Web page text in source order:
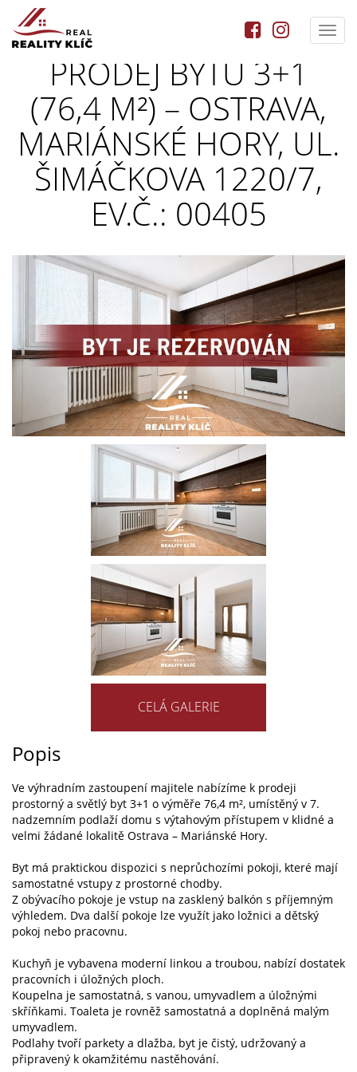
PRODEJ BYTU 3+1
(76,4 M²) – OSTRAVA,
MARIÁNSKÉ HORY, UL.
ŠIMÁČKOVA 1220/7,
EV.Č.: 00405
CELÁ GALERIE
Popis
Ve výhradním zastoupení majitele nabízíme k prodeji
prostorný a světlý byt 3+1 o výměře 76,4 m², umístěný v 7.
nadzemním podlaží domu s výtahovým přístupem v klidné a
velmi žádané lokalitě Ostrava – Mariánské Hory.
Byt má praktickou dispozici s neprůchozími pokoji, které mají
samostatné vstupy z prostorné chodby.
Z obývacího pokoje je vstup na zasklený balkón s příjemným
výhledem. Dva další pokoje lze využít jako ložnici a dětský
pokoj nebo pracovnu.
Kuchyň je vybavena moderní linkou a troubou, nabízí dostatek
pracovních i úložných ploch.
Koupelna je samostatná, s vanou, umyvadlem a úložnými
skříňkami. Toaleta je rovněž samostatná a doplněná malým
umyvadlem.
Podlahy tvoří parkety a dlažba, byt je čistý, udržovaný a
připravený k okamžitému nastěhování.